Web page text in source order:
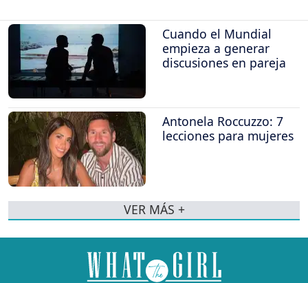
Cuando el Mundial
empieza a generar
discusiones en pareja
Antonela Roccuzzo: 7
lecciones para mujeres
VER MÁS +